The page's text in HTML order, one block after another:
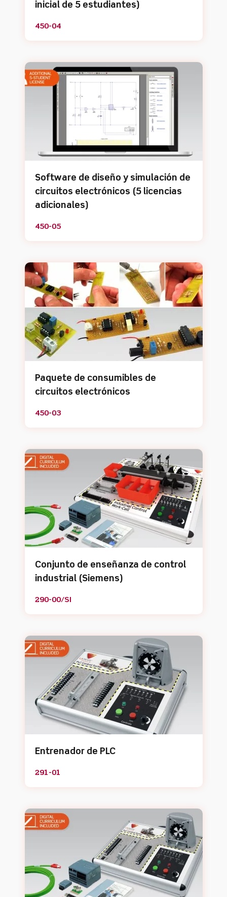
inicial de 5 estudiantes)
450-04
Software de diseño y simulación de
circuitos electrónicos (5 licencias
adicionales)
450-05
Paquete de consumibles de
circuitos electrónicos
450-03
Conjunto de enseñanza de control
industrial (Siemens)
290-00/SI
Entrenador de PLC
291-01